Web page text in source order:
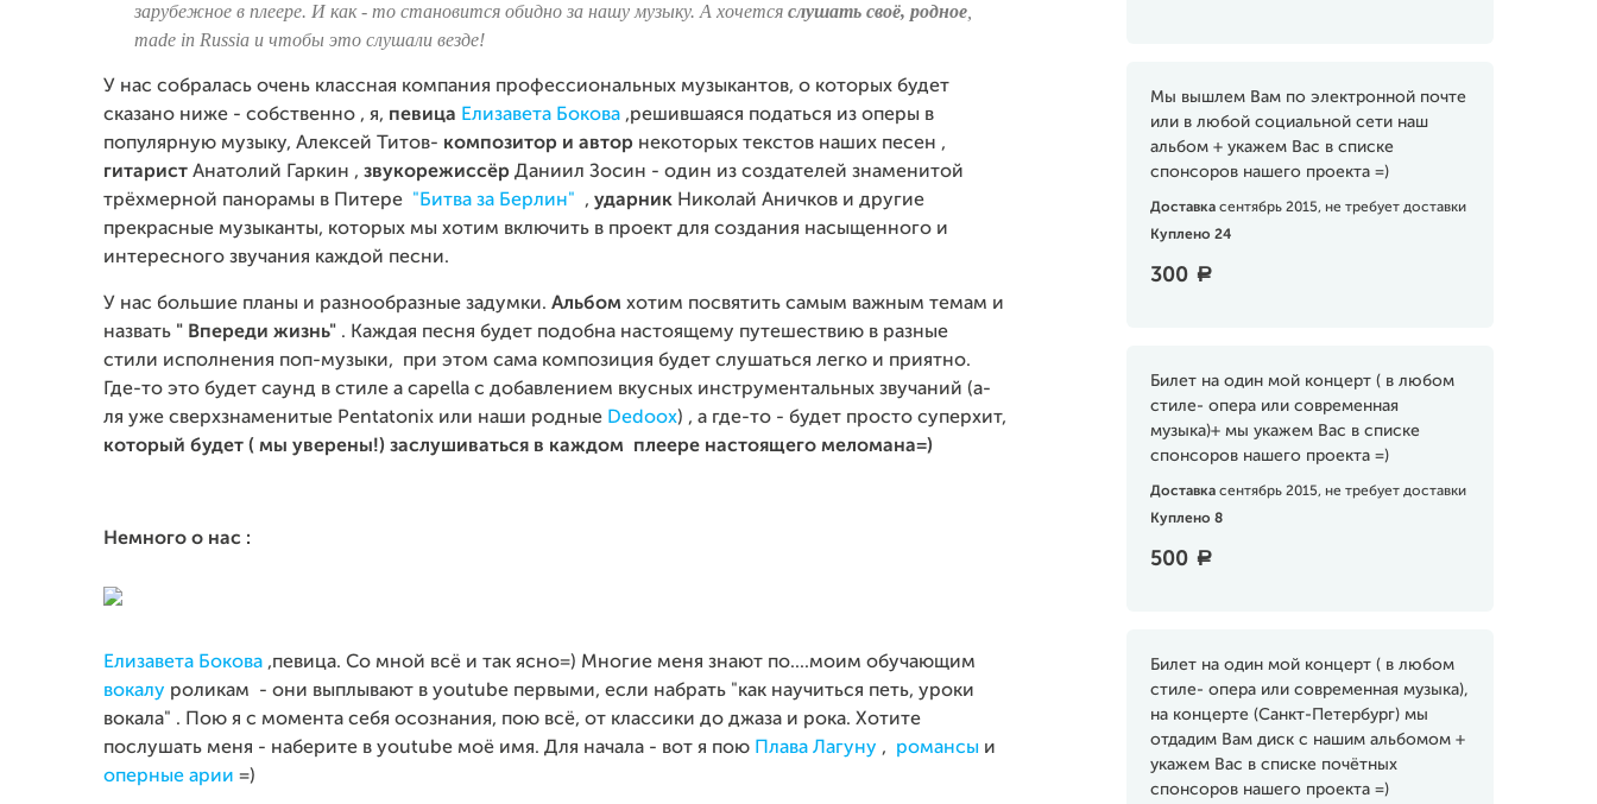
Мы вышлем Вам по электронной почте
или в любой социальной сети наш
альбом + укажем Вас в списке
спонсоров нашего проекта =)
Доставка сентябрь 2015, не требует доставки
Куплено 24
300 a
Билет на один мой концерт ( в любом
стиле- опера или современная
музыка)+ мы укажем Вас в списке
спонсоров нашего проекта =)
Доставка сентябрь 2015, не требует доставки
Куплено 8
500 a
Билет на один мой концерт ( в любом
стиле- опера или современная музыка),
на концерте (Санкт-Петербург) мы
отдадим Вам диск с нашим альбомом +
укажем Вас в списке почётных
спонсоров нашего проекта =)
зарубежное в плеере. И как - то становится обидно за нашу музыку. А хочется слушать своё, родное,
made in Russia и чтобы это слушали везде!
У нас собралась очень классная компания профессиональных музыкантов, о которых будет
сказано ниже - собственно , я, певица Елизавета Бокова ,решившаяся податься из оперы в
популярную музыку, Алексей Титов- композитор и автор некоторых текстов наших песен ,
гитарист Анатолий Гаркин , звукорежиссёр Даниил Зосин - один из создателей знаменитой
трёхмерной панорамы в Питере "Битва за Берлин" , ударник Николай Аничков и другие
прекрасные музыканты, которых мы хотим включить в проект для создания насыщенного и
интересного звучания каждой песни.
У нас большие планы и разнообразные задумки. Альбом хотим посвятить самым важным темам и
назвать " Впереди жизнь" . Каждая песня будет подобна настоящему путешествию в разные
стили исполнения поп-музыки, при этом сама композиция будет слушаться легко и приятно.
Где-то это будет саунд в стиле a capella с добавлением вкусных инструментальных звучаний (а-
ля уже сверхзнаменитые Pentatonix или наши родные Dedoox) , а где-то - будет просто суперхит,
который будет ( мы уверены!) заслушиваться в каждом плеере настоящего меломана=)
Немного о нас :
Елизавета Бокова ,певица. Со мной всё и так ясно=) Многие меня знают по....моим обучающим
вокалу роликам - они выплывают в youtube первыми, если набрать "как научиться петь, уроки
вокала" . Пою я с момента себя осознания, пою всё, от классики до джаза и рока. Хотите
послушать меня - наберите в youtube моё имя. Для начала - вот я пою
Плава Лагуну , романсы и
оперные арии =)